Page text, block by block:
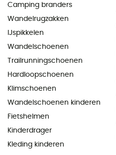
Camping branders
Wandelrugzakken
IJspikkelen
Wandelschoenen
Trailrunningschoenen
Hardloopschoenen
Klimschoenen
Wandelschoenen kinderen
Fietshelmen
Kinderdrager
Kleding kinderen